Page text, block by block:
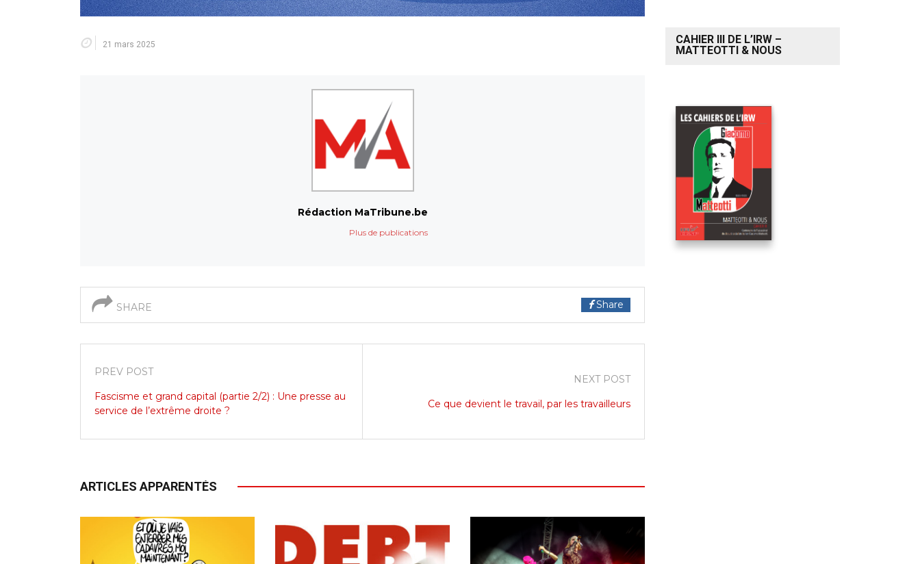
21 mars 2025
Rédaction MaTribune.be
Plus de publications
SHARE Share
PREV POST
Fascisme et grand capital (partie 2/2) : Une presse au
service de l’extrême droite ?
NEXT POST
Ce que devient le travail, par les travailleurs
ARTICLES APPARENTÉS
CAHIER III DE L’IRW –
MATTEOTTI & NOUS